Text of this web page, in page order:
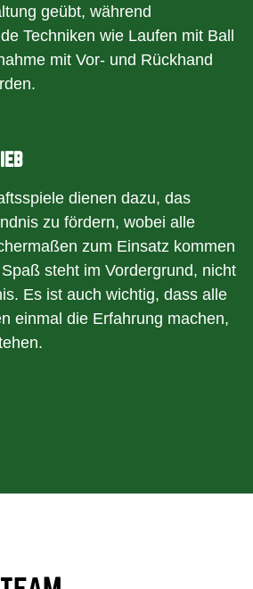
geübt, während
Techniken wie Laufen mit Ball
mit Vor- und Rückhand
dienen dazu, das
zu fördern, wobei alle
zum Einsatz kommen
steht im Vordergrund, nicht
Es ist auch wichtig, dass alle
einmal die Erfahrung machen,